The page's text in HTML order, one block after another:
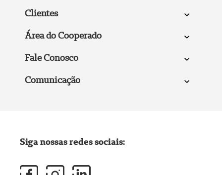
Clientes
Área do Cooperado
Fale Conosco
Comunicação
Siga nossas redes sociais: